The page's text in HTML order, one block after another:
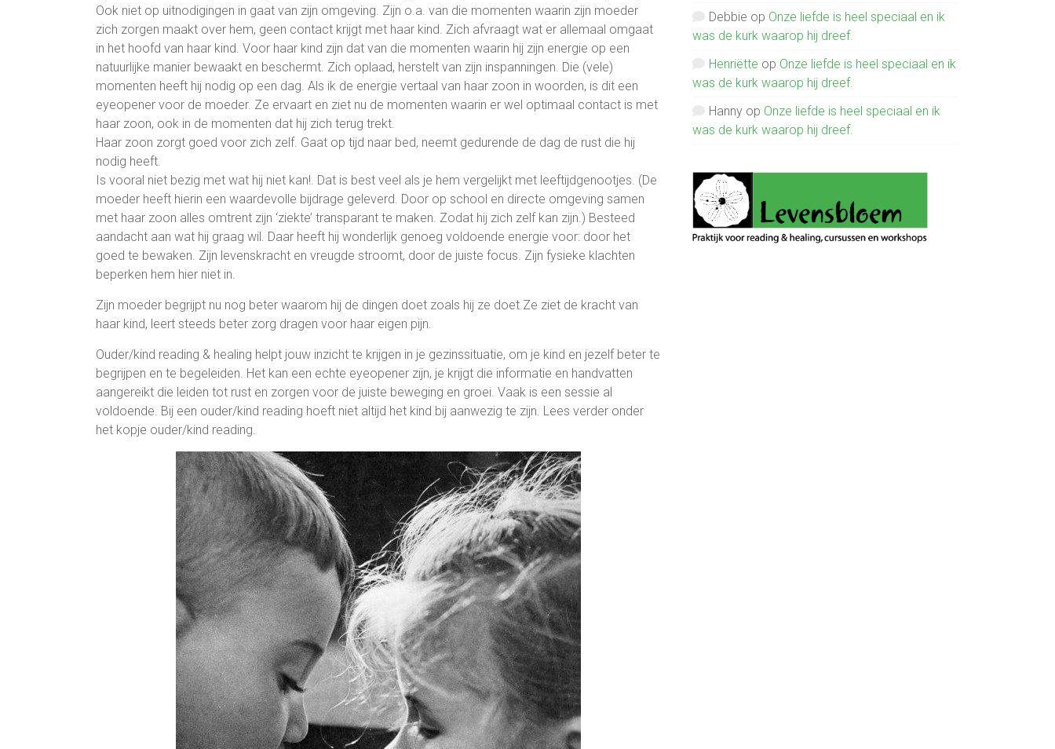
Ook niet op uitnodigingen in gaat van zijn omgeving. Zijn o.a. van die momenten waarin zijn moeder
zich zorgen maakt over hem, geen contact krijgt met haar kind. Zich afvraagt wat er allemaal omgaat
in het hoofd van haar kind. Voor haar kind zijn dat van die momenten waarin hij zijn energie op een
natuurlijke manier bewaakt en beschermt. Zich oplaad, herstelt van zijn inspanningen. Die (vele)
momenten heeft hij nodig op een dag. Als ik de energie vertaal van haar zoon in woorden, is dit een
eyeopener voor de moeder. Ze ervaart en ziet nu de momenten waarin er wel optimaal contact is met
haar zoon, ook in de momenten dat hij zich terug trekt.
Haar zoon zorgt goed voor zich zelf. Gaat op tijd naar bed, neemt gedurende de dag de rust die hij
nodig heeft.
Is vooral niet bezig met wat hij niet kan!. Dat is best veel als je hem vergelijkt met leeftijdgenootjes. (De
moeder heeft hierin een waardevolle bijdrage geleverd. Door op school en directe omgeving samen
met haar zoon alles omtrent zijn ‘ziekte’ transparant te maken. Zodat hij zich zelf kan zijn.) Besteed
aandacht aan wat hij graag wil. Daar heeft hij wonderlijk genoeg voldoende energie voor: door het
goed te bewaken. Zijn levenskracht en vreugde stroomt, door de juiste focus. Zijn fysieke klachten
beperken hem hier niet in.
Zijn moeder begrijpt nu nog beter waarom hij de dingen doet zoals hij ze doet.Ze ziet de kracht van
haar kind, leert steeds beter zorg dragen voor haar eigen pijn.
Ouder/kind reading & healing helpt jouw inzicht te krijgen in je gezinssituatie, om je kind en jezelf beter te
begrijpen en te begeleiden. Het kan een echte eyeopener zijn, je krijgt die informatie en handvatten
aangereikt die leiden tot rust en zorgen voor de juiste beweging en groei. Vaak is een sessie al
voldoende. Bij een ouder/kind reading hoeft niet altijd het kind bij aanwezig te zijn. Lees verder onder
het kopje ouder/kind reading.
Debbie op Onze liefde is heel speciaal en ik
was de kurk waarop hij dreef.
Henriëtte op Onze liefde is heel speciaal en ik
was de kurk waarop hij dreef.
Hanny op Onze liefde is heel speciaal en ik
was de kurk waarop hij dreef.